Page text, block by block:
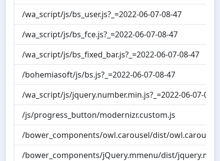
/wa_script/js/bs_user.js?_=2022-06-07-08-47
/wa_script/js/bs_fce.js?_=2022-06-07-08-47
/wa_script/js/bs_fixed_bar.js?_=2022-06-07-08-47
/bohemiasoft/js/bs.js?_=2022-06-07-08-47
/wa_script/js/jquery.number.min.js?_=2022-06-07-08-
/js/progress_button/modernizr.custom.js
/bower_components/owl.carousel/dist/
/bower_components/jQuery.mmenu/dist/